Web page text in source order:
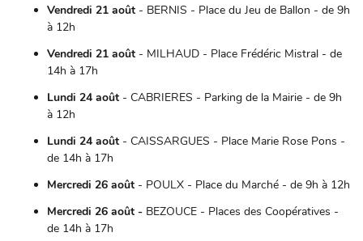
Vendredi 21 août - BERNIS - Place du Jeu de Ballon - de 9h
à 12h
Vendredi 21 août - MILHAUD - Place Frédéric Mistral - de
14h à 17h
Lundi 24 août - CABRIERES - Parking de la Mairie - de 9h
à 12h
Lundi 24 août - CAISSARGUES - Place Marie Rose Pons -
de 14h à 17h
Mercredi 26 août - POULX - Place du Marché - de 9h à 12h
Mercredi 26 août - BEZOUCE - Places des Coopératives -
de 14h à 17h